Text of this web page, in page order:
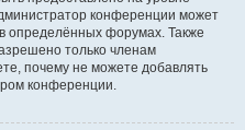
конференции может
определённых форумах. Также
только членам
почему не можете добавлять
конференции.